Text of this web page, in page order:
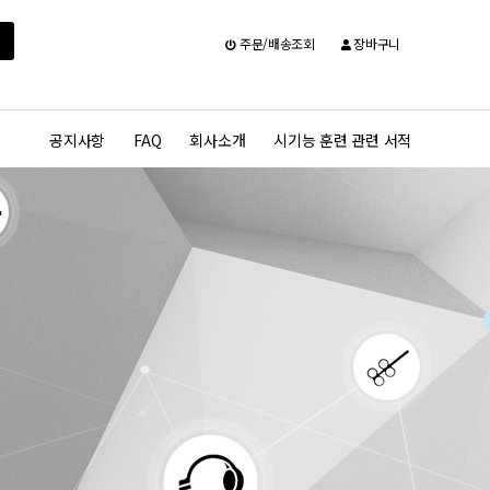
주문/배송조회 장바구니
공지사항 FAQ 회사소개 시기능 훈련 관련 서적